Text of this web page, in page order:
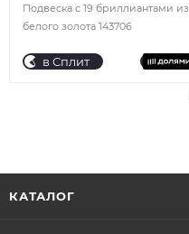
Подвеска с 19 бриллиантами из
белого золота 143706
в Сплит
КАТАЛОГ